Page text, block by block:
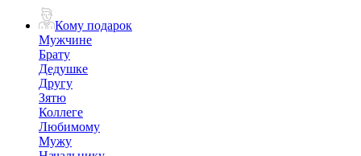
Кому подарок
Мужчине
Брату
Дедушке
Другу
Зятю
Коллеге
Любимому
Мужу